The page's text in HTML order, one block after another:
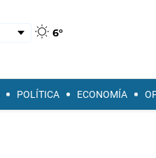
6°
POLÍTICA ECONOMÍA